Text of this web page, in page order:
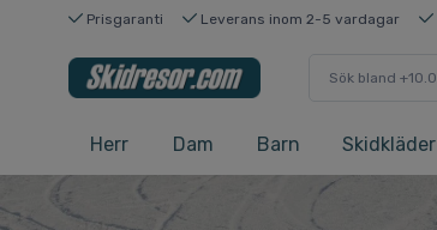
Prisgaranti Leverans inom 2-5 vardagar
Herr Dam Barn Skidkläder